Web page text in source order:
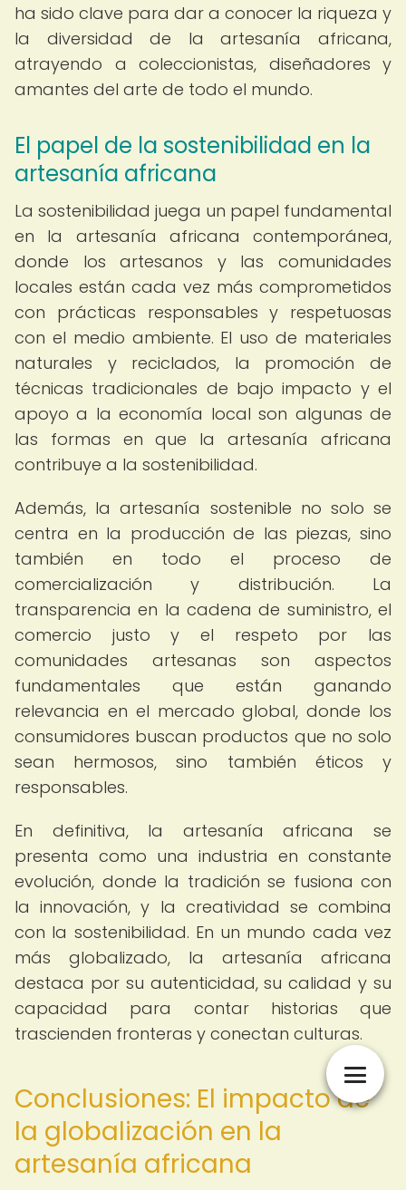
ha sido clave para dar a conocer la riqueza y
la diversidad de la artesanía africana,
atrayendo a coleccionistas, diseñadores y
amantes del arte de todo el mundo.
El papel de la sostenibilidad en la
artesanía africana
La sostenibilidad juega un papel fundamental
en la artesanía africana contemporánea,
donde los artesanos y las comunidades
locales están cada vez más comprometidos
con prácticas responsables y respetuosas
con el medio ambiente. El uso de materiales
naturales y reciclados, la promoción de
técnicas tradicionales de bajo impacto y el
apoyo a la economía local son algunas de
las formas en que la artesanía africana
contribuye a la sostenibilidad.
Además, la artesanía sostenible no solo se
centra en la producción de las piezas, sino
también en todo el proceso de
comercialización y distribución. La
transparencia en la cadena de suministro, el
comercio justo y el respeto por las
comunidades artesanas son aspectos
fundamentales que están ganando
relevancia en el mercado global, donde los
consumidores buscan productos que no solo
sean hermosos, sino también éticos y
responsables.
En definitiva, la artesanía africana se
presenta como una industria en constante
evolución, donde la tradición se fusiona con
la innovación, y la creatividad se combina
con la sostenibilidad. En un mundo cada vez
más globalizado, la artesanía africana
destaca por su autenticidad, su calidad y su
capacidad para contar historias que
trascienden fronteras y conectan culturas.
Conclusiones: El impacto de
la globalización en la
artesanía africana